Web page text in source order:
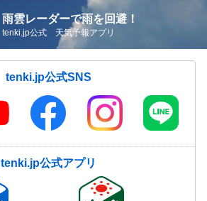
雨雲レーダーで雨を回避！
tenki.jp公式 天気予報アプリ
tenki.jp公式SNS
tenki.jp公式アプリ